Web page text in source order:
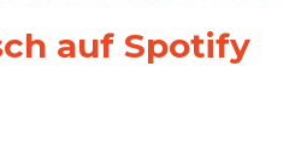
auf Spotify